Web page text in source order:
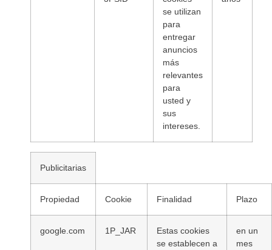
se utilizan
para
entregar
anuncios
más
relevantes
para
usted y
sus
intereses.
Publicitarias
Propiedad Cookie Finalidad Plazo
google.com 1P_JAR
Estas cookies
se establecen a
en un
mes